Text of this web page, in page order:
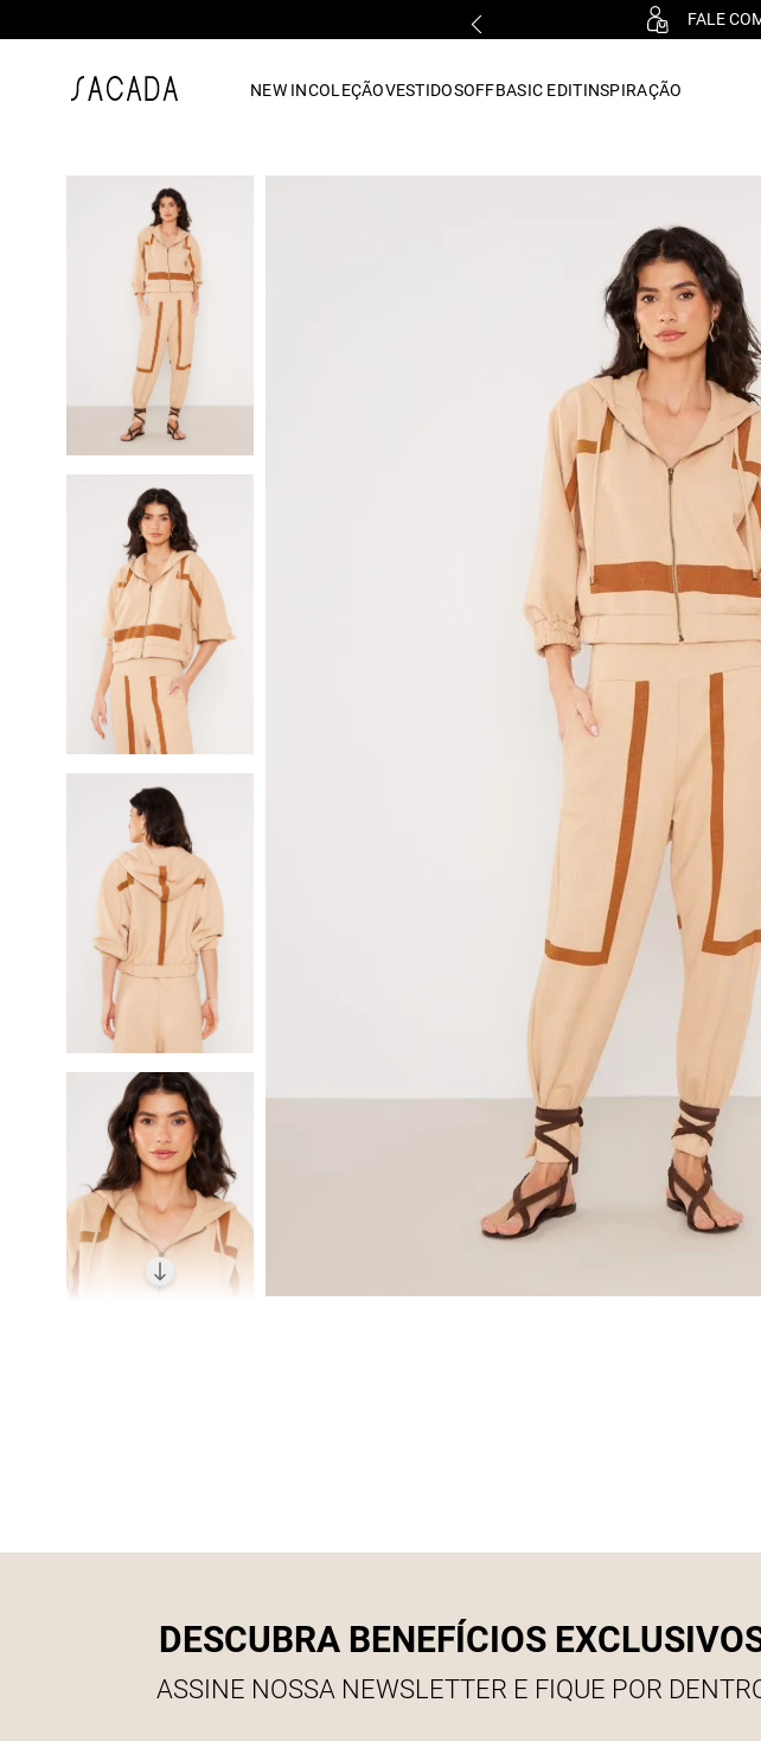
FALE
NEW INCOLEÇÃOVESTIDOSOFFBASIC EDITINSPIRAÇÃO
DESCUBRA BENEFÍCIOS
ASSINE NOSSA NEWSLETTER E FIQUE POR
vestido midi